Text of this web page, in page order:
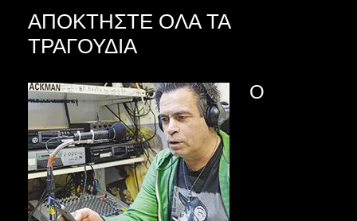
ΑΠΟΚΤΗΣΤΕ ΟΛΑ ΤΑ
ΤΡΑΓΟΥΔΙΑ
Ο